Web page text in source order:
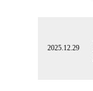
2025.12.29